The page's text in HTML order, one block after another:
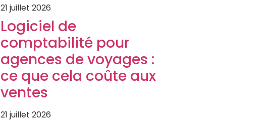
21 juillet 2026
Logiciel de
comptabilité pour
agences de voyages :
ce que cela coûte aux
ventes
21 juillet 2026